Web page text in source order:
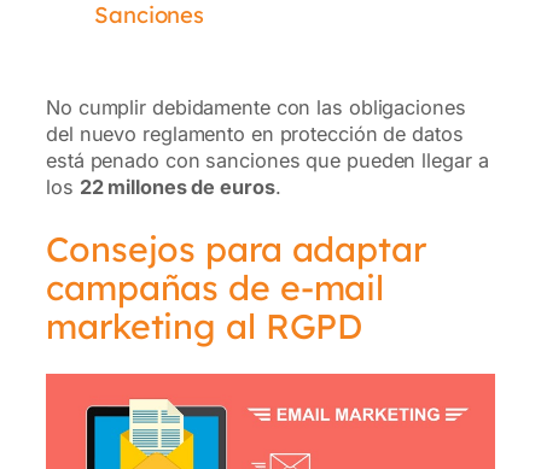
Sanciones
No cumplir debidamente con las obligaciones
del nuevo reglamento en protección de datos
está penado con sanciones que pueden llegar a
los 22 millones de euros.
Consejos para adaptar
campañas de e-mail
marketing al RGPD